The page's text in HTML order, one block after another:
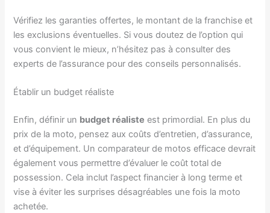
Vérifiez les garanties offertes, le montant de la franchise et
les exclusions éventuelles. Si vous doutez de l’option qui
vous convient le mieux, n’hésitez pas à consulter des
experts de l’assurance pour des conseils personnalisés.
Établir un budget réaliste
Enfin, définir un budget réaliste est primordial. En plus du
prix de la moto, pensez aux coûts d’entretien, d’assurance,
et d’équipement. Un comparateur de motos efficace devrait
également vous permettre d’évaluer le coût total de
possession. Cela inclut l’aspect financier à long terme et
vise à éviter les surprises désagréables une fois la moto
achetée.